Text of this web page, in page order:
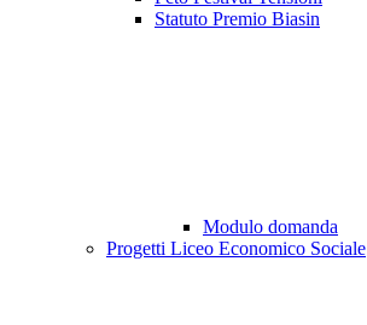
Statuto Premio Biasin
Modulo domanda
Progetti Liceo Economico Sociale